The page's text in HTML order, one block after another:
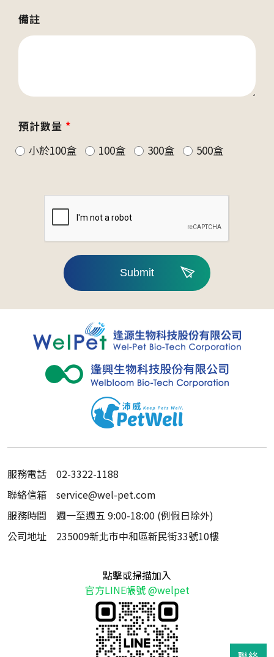
備註
預計數量 *
小於100盒
100盒 300盒 500盒
Submit
服務電話
02-3322-1188
聯絡信箱
service@wel-pet.com
服務時間
週一至週五 9:00-18:00 (例假日除外)
公司地址
235009新北市中和區新民街33號10樓
點擊或掃描加入
官方LINE帳號 @welpet